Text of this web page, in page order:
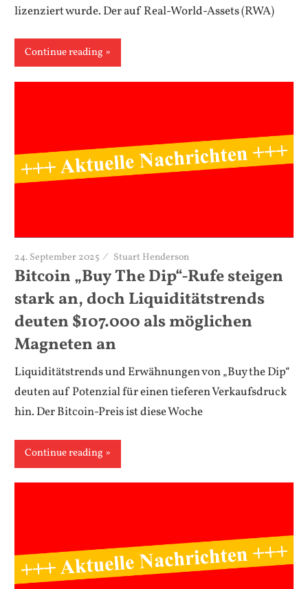
lizenziert wurde. Der auf Real-World-Assets (RWA)
Continue reading
24. September 2025 Stuart Henderson
Bitcoin „Buy The Dip“-Rufe steigen
stark an, doch Liquiditätstrends
deuten $107.000 als möglichen
Magneten an
Liquiditätstrends und Erwähnungen von „Buy the Dip“
deuten auf Potenzial für einen tieferen Verkaufsdruck
hin. Der Bitcoin-Preis ist diese Woche
Continue reading